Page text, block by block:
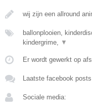
wij zijn een allround
ballonplooien,
kindergrime,
▼
Er wordt gewerkt op
Laatste facebook posts
Sociale media: